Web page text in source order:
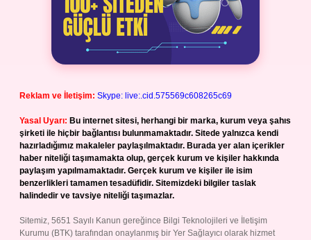
Reklam ve İletişim: Skype: live:.cid.575569c608265c69
Yasal Uyarı: Bu internet sitesi, herhangi bir marka, kurum veya şahıs
şirketi ile hiçbir bağlantısı bulunmamaktadır. Sitede yalnızca kendi
hazırladığımız makaleler paylaşılmaktadır. Burada yer alan içerikler
haber niteliği taşımamakta olup, gerçek kurum ve kişiler hakkında
paylaşım yapılmamaktadır. Gerçek kurum ve kişiler ile isim
benzerlikleri tamamen tesadüfidir. Sitemizdeki bilgiler taslak
halindedir ve tavsiye niteliği taşımazlar.
Sitemiz, 5651 Sayılı Kanun gereğince Bilgi Teknolojileri ve İletişim
Kurumu (BTK) tarafından onaylanmış bir Yer Sağlayıcı olarak hizmet